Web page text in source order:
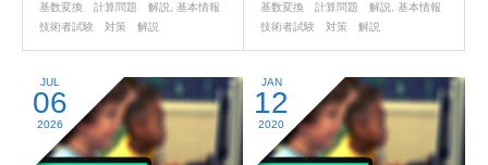
基数変換 計算問題 解説
基本情報
技術者試験 対策 解説
基数変換 計算問題 解説
基本情報
技術者試験 対策 解説
JUL
06
2026
JAN
12
2020